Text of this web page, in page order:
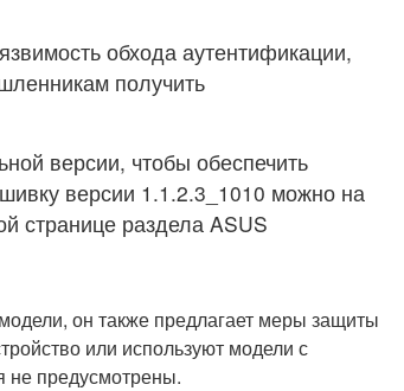
обхода аутентификации,
получить
версии, чтобы обеспечить
версии 1.1.2.3_1010 можно на
странице раздела ASUS
он также предлагает меры защиты
или используют модели с
не предусмотрены.